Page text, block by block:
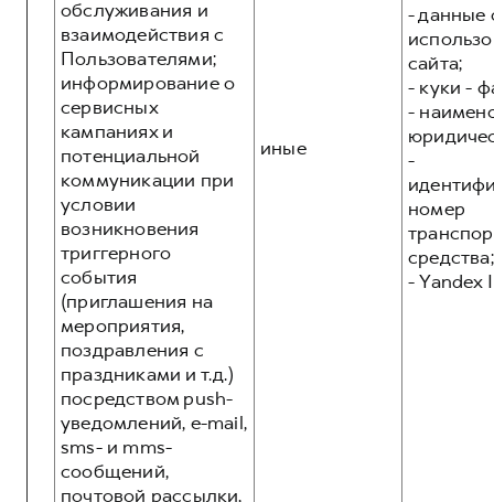
обслуживания и
взаимодействия с
Пользователями;
информирование о
сервисных
кампаниях и
потенциальной
коммуникации при
условии
возникновения
триггерного
события
(приглашения на
мероприятия,
поздравления с
праздниками и т.д.)
посредством push-
уведомлений, e-mail,
sms- и mms-
сообщений,
почтовой рассылки,
иные
- данные
сайта;
- куки -
-
-
номер
средства;
- Yandex